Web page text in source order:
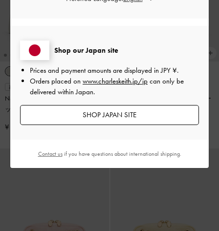
再入荷
Nerissa ネリッサ チューブラープラ
ットフォームサンダル
¥ 11,500
再入荷
Duo ドゥオ キルトクロスボディー
¥ 13,900
Shop our Japan site
Prices and payment amounts are displayed inJPY ¥.
Orders placed on www.charleskeith.jp/jp can only be
delivered within Japan.
SHOP JAPAN SITE
Contact usif you have questions about international shipping.